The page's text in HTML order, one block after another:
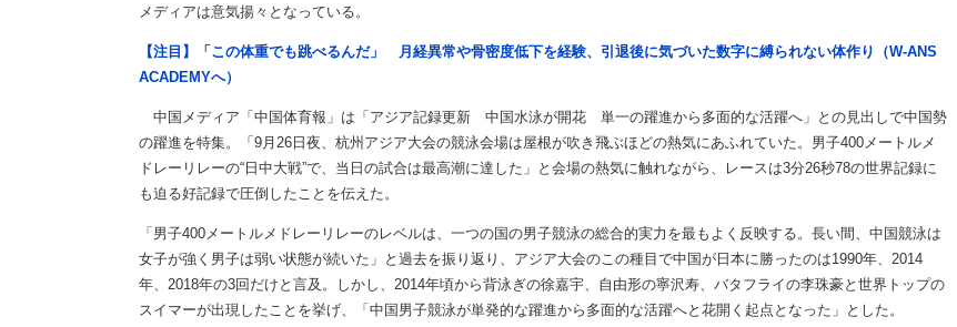
メディアは意気揚々となっている。
【注目】「この体重でも跳べるんだ」 月経異常や骨密度低下を経験、引退後に気づいた数字に縛られない体作り（W-ANS
ACADEMYへ）
中国メディア「中国体育報」は「アジア記録更新 中国水泳が開花 単一の躍進から多面的な活躍へ」との見出しで中国勢
の躍進を特集。「9月26日夜、杭州アジア大会の競泳会場は屋根が吹き飛ぶほどの熱気にあふれていた。男子400メートルメ
ドレーリレーの“日中大戦”で、当日の試合は最高潮に達した」と会場の熱気に触れながら、レースは3分26秒78の世界記録に
も迫る好記録で圧倒したことを伝えた。
「男子400メートルメドレーリレーのレベルは、一つの国の男子競泳の総合的実力を最もよく反映する。長い間、中国競泳は
女子が強く男子は弱い状態が続いた」と過去を振り返り、アジア大会のこの種目で中国が日本に勝ったのは1990年、2014
年、2018年の3回だけと言及。しかし、2014年頃から背泳ぎの徐嘉宇、自由形の寧沢寿、バタフライの李珠豪と世界トップの
スイマーが出現したことを挙げ、「中国男子競泳が単発的な躍進から多面的な活躍へと花開く起点となった」とした。